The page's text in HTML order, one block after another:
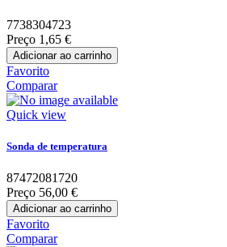
7738304723
Preço 1,65 €
Adicionar ao carrinho
Favorito
Comparar
Quick view
Sonda de temperatura
87472081720
Preço 56,00 €
Adicionar ao carrinho
Favorito
Comparar